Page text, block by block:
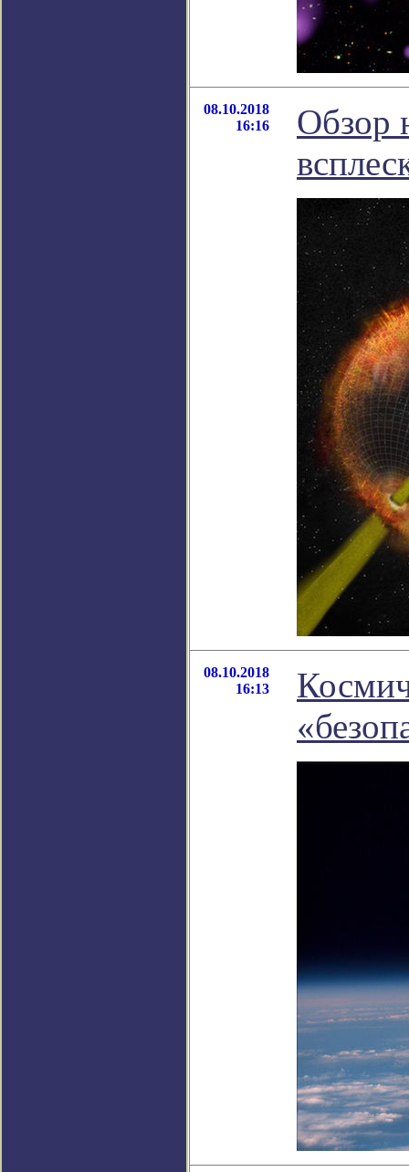
08.10.2018
16:16
Обзор
08.10.2018
16:13